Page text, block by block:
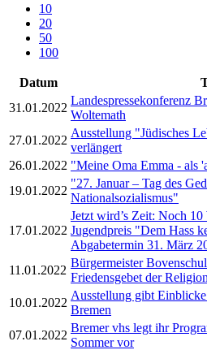
10
20
50
100
Datum
31.01.2022
Landespressekonferenz
Woltemath
27.01.2022
Ausstellung "Jüdisches
verlängert
26.01.2022 "Meine Oma Emma - als
19.01.2022
"27. Januar – Tag des
Nationalsozialismus"
17.01.2022
Jetzt wird’s Zeit: Noch
Jugendpreis "Dem Hass
Abgabetermin 31. März
11.01.2022
Bürgermeister
Friedensgebet der
10.01.2022
Ausstellung gibt
Bremen
07.01.2022
Bremer vhs legt ihr
Sommer vor